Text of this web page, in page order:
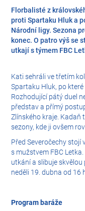
Florbalisté z
proti Spartaku Hluk a
Národní ligy. Sezona
konec. O patro výš se
utkají s týmem FBC
Kati sehráli ve třetím
Spartaku Hluk, po
Rozhodující pátý duel
představ a přímý
Zlínského kraje. Kadaň
sezony, kde ji ovšem
Před Severočechy stojí
s mužstvem FBC
utkání a slibuje
neděli 19. dubna od 16
Program baráže